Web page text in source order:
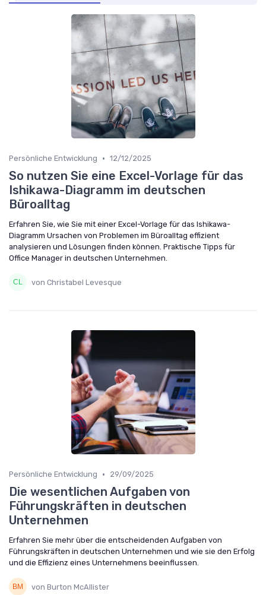
Persönliche Entwicklung • 12/12/2025
So nutzen Sie eine Excel-Vorlage für das
Ishikawa-Diagramm im deutschen
Büroalltag
Erfahren Sie, wie Sie mit einer Excel-Vorlage für das Ishikawa-
Diagramm Ursachen von Problemen im Büroalltag effizient
analysieren und Lösungen finden können. Praktische Tipps für
Office Manager in deutschen Unternehmen.
von Christabel Levesque
Persönliche Entwicklung • 29/09/2025
Die wesentlichen Aufgaben von
Führungskräften in deutschen
Unternehmen
Erfahren Sie mehr über die entscheidenden Aufgaben von
Führungskräften in deutschen Unternehmen und wie sie den Erfolg
und die Effizienz eines Unternehmens beeinflussen.
von Burton McAllister